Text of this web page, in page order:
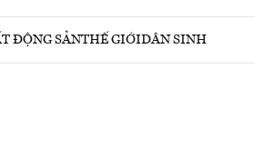
ĐỘNG SẢNTHẾ GIỚIDÂN SINH